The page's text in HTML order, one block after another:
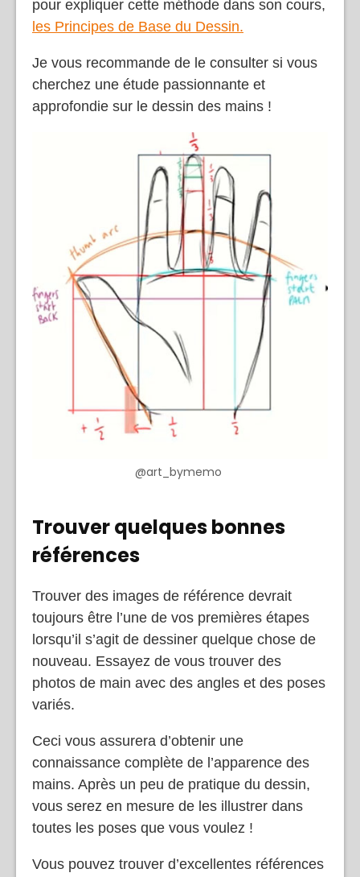
pour expliquer cette méthode dans son cours,
les Principes de Base du Dessin.
Je vous recommande de le consulter si vous
cherchez une étude passionnante et
approfondie sur le dessin des mains !
@art_bymemo
Trouver quelques bonnes
références
Trouver des images de référence devrait
toujours être l’une de vos premières étapes
lorsqu’il s’agit de dessiner quelque chose de
nouveau. Essayez de vous trouver des
photos de main avec des angles et des poses
variés.
Ceci vous assurera d’obtenir une
connaissance complète de l’apparence des
mains. Après un peu de pratique du dessin,
vous serez en mesure de les illustrer dans
toutes les poses que vous voulez !
Vous pouvez trouver d’excellentes références